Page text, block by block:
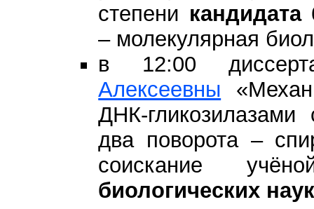
степени кандидата
– молекулярная
в 12:00
Алексеевны
ДНК-
два поворота –
соискание
биологических